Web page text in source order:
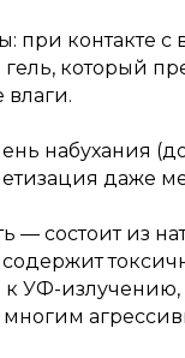
при контакте с
который
набухания
даже
— состоит из
к УФ-
многим